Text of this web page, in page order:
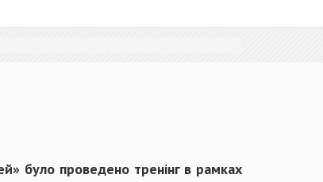
було проведено тренінг в рамках